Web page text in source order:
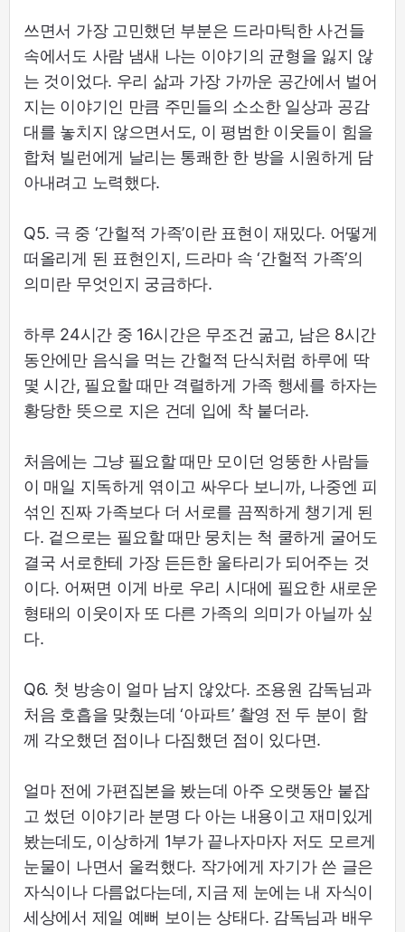
쓰면서 가장 고민했던 부분은 드라마틱한 사건들
속에서도 사람 냄새 나는 이야기의 균형을 잃지 않
는 것이었다. 우리 삶과 가장 가까운 공간에서 벌어
지는 이야기인 만큼 주민들의 소소한 일상과 공감
대를 놓치지 않으면서도, 이 평범한 이웃들이 힘을
합쳐 빌런에게 날리는 통쾌한 한 방을 시원하게 담
아내려고 노력했다.
Q5. 극 중 ‘간헐적 가족’이란 표현이 재밌다. 어떻게
떠올리게 된 표현인지, 드라마 속 ‘간헐적 가족’의
의미란 무엇인지 궁금하다.
하루 24시간 중 16시간은 무조건 굶고, 남은 8시간
동안에만 음식을 먹는 간헐적 단식처럼 하루에 딱
몇 시간, 필요할 때만 격렬하게 가족 행세를 하자는
황당한 뜻으로 지은 건데 입에 착 붙더라.
처음에는 그냥 필요할 때만 모이던 엉뚱한 사람들
이 매일 지독하게 엮이고 싸우다 보니까, 나중엔 피
섞인 진짜 가족보다 더 서로를 끔찍하게 챙기게 된
다. 겉으로는 필요할 때만 뭉치는 척 쿨하게 굴어도
결국 서로한테 가장 든든한 울타리가 되어주는 것
이다. 어쩌면 이게 바로 우리 시대에 필요한 새로운
형태의 이웃이자 또 다른 가족의 의미가 아닐까 싶
다.
Q6. 첫 방송이 얼마 남지 않았다. 조용원 감독님과
처음 호흡을 맞췄는데 ‘아파트’ 촬영 전 두 분이 함
께 각오했던 점이나 다짐했던 점이 있다면.
얼마 전에 가편집본을 봤는데 아주 오랫동안 붙잡
고 썼던 이야기라 분명 다 아는 내용이고 재미있게
봤는데도, 이상하게 1부가 끝나자마자 저도 모르게
눈물이 나면서 울컥했다. 작가에게 자기가 쓴 글은
자식이나 다름없다는데, 지금 제 눈에는 내 자식이
세상에서 제일 예뻐 보이는 상태다. 감독님과 배우